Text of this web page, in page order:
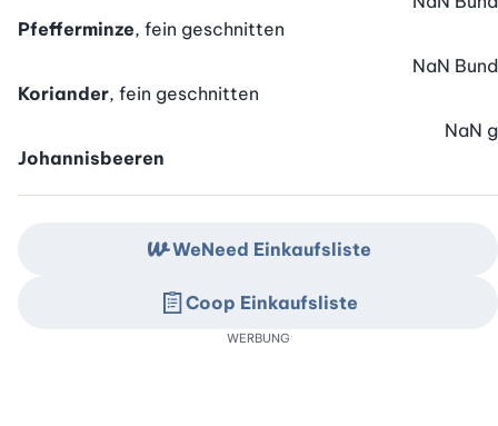
Pfefferminze, fein geschnitten
Koriander, fein geschnitten
NaN Bund
Johannisbeeren
NaN g
WeNeed Einkaufsliste
Coop Einkaufsliste
WERBUNG